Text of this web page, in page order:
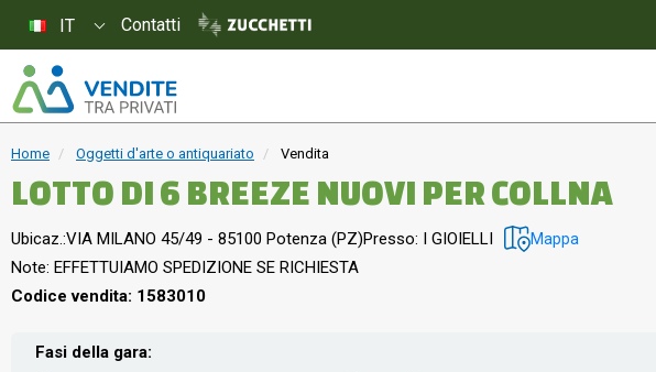
Home Oggetti d'arte o antiquariato Vendita
LOTTO DI 6 BREEZE NUOVI PER COLLNA
Ubicaz.:VIA MILANO 45/49 - 85100 Potenza (PZ)Presso: I GIOIELLI Mappa
Note: EFFETTUIAMO SPEDIZIONE SE RICHIESTA
Codice vendita: 1583010
Fasi della gara:
IT Contatti